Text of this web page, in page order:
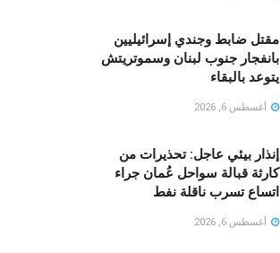
مقتل ضابط وجندي إسرائيليين
بانفجار جنوب لبنان وسموتريتش
يتوعد بالبقاء
أغسطس 6, 2026
إنذار بيئي عاجل: تحذيرات من
كارثة قبالة سواحل عُمان جراء
اتساع تسرب ناقلة نفط
أغسطس 6, 2026